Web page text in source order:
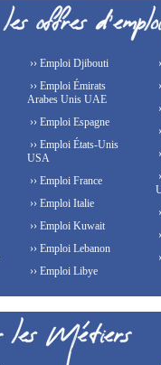
›› Emploi Djibouti
›› Emploi Émirats
Arabes Unis UAE
›› Emploi Espagne
›› Emploi États-Unis
USA
›› Emploi France
›› Emploi Italie
›› Emploi Kuwait
›› Emploi Lebanon
›› Emploi Libye